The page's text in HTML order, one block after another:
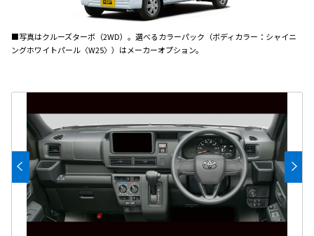
■写真はクルーズターボ（2WD）。選べるカラーパック（ボディカラー：シャイニ
ングホワイトパール〈W25〉）はメーカーオプション。